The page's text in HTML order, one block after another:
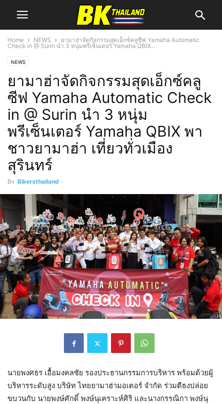
Home NEWS
ยามาฮ่าจัดกิจกรรมสุดเอ็กซ์คลูซีฟ Yamaha Automatic
Check in @ Surin นำ 3 หนุ่มพรีเซ็นเตอร์ Yamaha QBIX...
NEWS
ยามาฮ่าจัดกิจกรรมสุดเอ็กซ์คลู
ซีฟ Yamaha Automatic Check
in @ Surin นำ 3 หนุ่ม
พรีเซ็นเตอร์ Yamaha QBIX พา
ชาวยามาฮ่า เที่ยวทั่วเมือง
สุรินทร์
By Bikersthailand -
นายพงศธร เอื้อมงคลชัย รองประธานกรรมการบริหาร พร้อมด้วยผู้
บริหารระดับสูง บริษัท ไทยยามาฮ่ามอเตอร์ จำกัด ร่วมตีธงปล่อย
ขบวนกับ นายพงษ์ศักดิ์ พงษ์นุเคราะห์ศิริ และนางกรรณิกา พงษ์นุ